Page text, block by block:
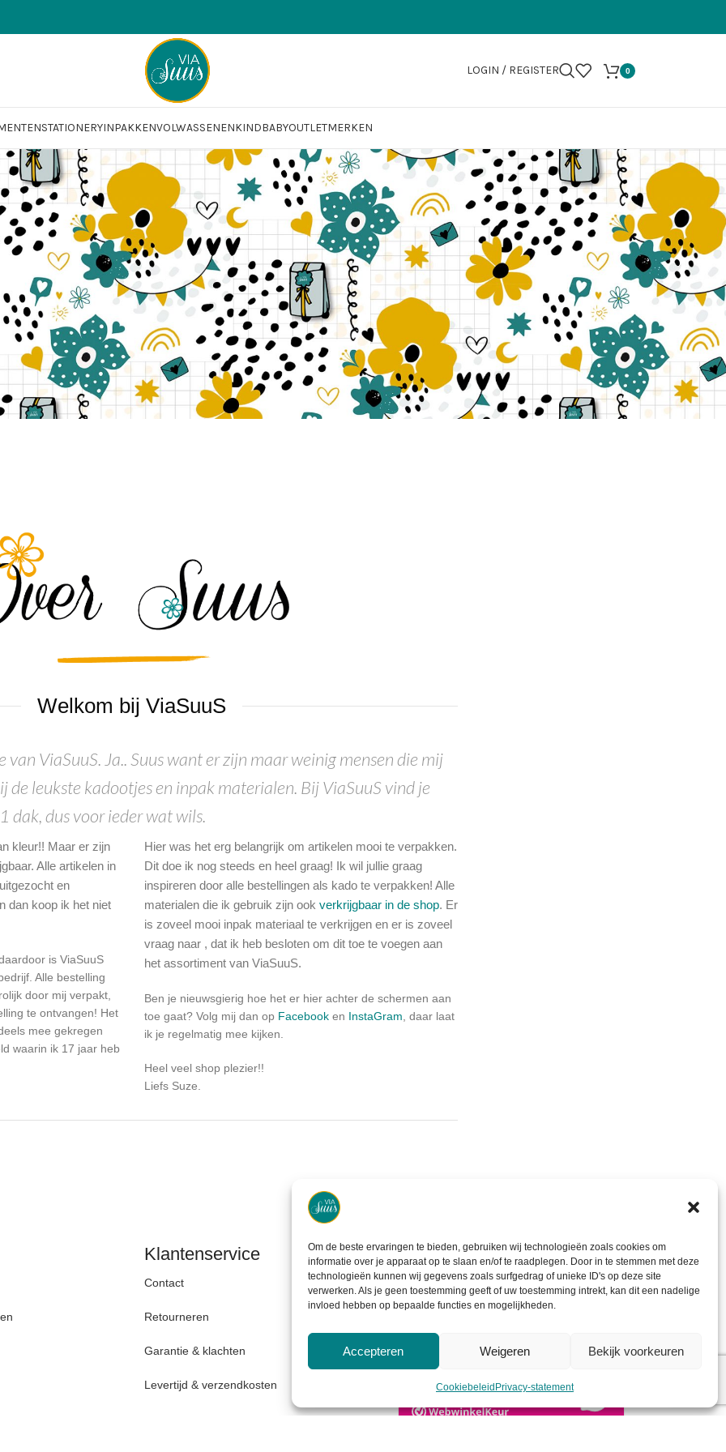
Om de beste ervaringen te bieden, gebruiken wij technologieën zoals cookies om
informatie over je apparaat op te slaan en/of te raadplegen. Door in te stemmen met deze
technologieën kunnen wij gegevens zoals surfgedrag of unieke ID's op deze site
verwerken. Als je geen toestemming geeft of uw toestemming intrekt, kan dit een nadelige
invloed hebben op bepaalde functies en mogelijkheden.
Accepteren Weigeren Bekijk voorkeuren
Cookiebeleid Privacy-statement
LOGIN / REGISTER 0
STATIONERYINPAKKENVOLWASSENENKINDBABYOUTLETMERKEN
Welkom bij ViaSuuS
van ViaSuuS. Ja.. Suus want er zijn maar weinig mensen die mij
de leukste kadootjes en inpak materialen. Bij ViaSuuS vind je
dak, dus voor ieder wat wils.
kleur!! Maar er zijn
Alle artikelen in
en
dan koop ik het niet
is ViaSuuS
Alle bestelling
door mij verpakt,
te ontvangen! Het
mee gekregen
waarin ik 17 jaar heb
Hier was het erg belangrijk om artikelen mooi te verpakken.
Dit doe ik nog steeds en heel graag! Ik wil jullie graag
inspireren door alle bestellingen als kado te verpakken! Alle
materialen die ik gebruik zijn ook verkrijgbaar in de shop. Er
is zoveel mooi inpak materiaal te verkrijgen en er is zoveel
vraag naar , dat ik heb besloten om dit toe te voegen aan
het assortiment van ViaSuuS.
Ben je nieuwsgierig hoe het er hier achter de schermen aan
toe gaat? Volg mij dan op Facebooken InstaGram , daar laat
ik je regelmatig mee kijken.
Heel veel shop plezier!!
Liefs Suze.
wenskaarten en hippe
Vrolijke handgemaakte
dreumesen
Bekijk meer
Klantenservice
Contact
Retourneren
Garantie & klachten
Levertijd & verzendkosten